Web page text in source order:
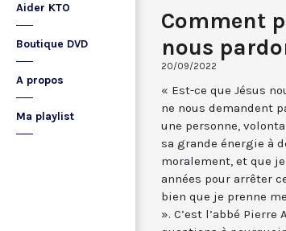
Aider KTO
Boutique DVD
A propos
Ma playlist
Comment
nous
20/09/2022
« Est-ce que Jésus
ne nous demandent
une personne,
sa grande énergie à
moralement, et que
années pour arrêter
bien que je prenne
». C’est l’abbé